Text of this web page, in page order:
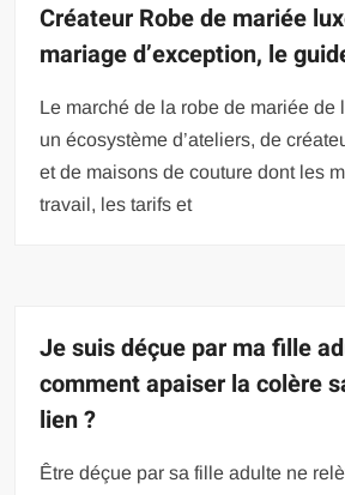
Créateur Robe de mariée
mariage d’exception, le
Le marché de la robe de mariée de
un écosystème d’ateliers, de
et de maisons de couture dont les
travail, les tarifs et
Je suis déçue par ma fille
comment apaiser la colère
lien ?
Être déçue par sa fille adulte ne